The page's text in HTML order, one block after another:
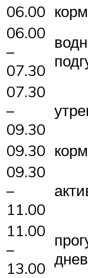
06.00
06.00
–
07.30
07.30
–
09.30
09.30
09.30
–
11.00
11.00
–
13.00